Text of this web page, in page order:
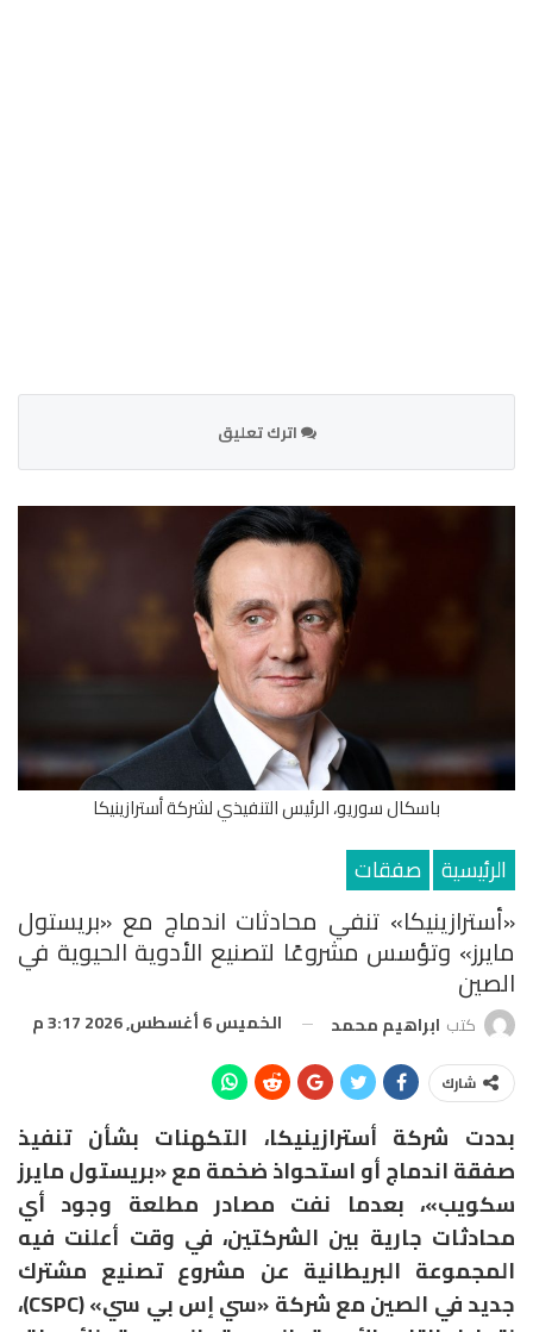
اترك تعليق
باسكال سوريو، الرئيس التنفيذي لشركة أسترازينيكا
الرئيسية صفقات
«أسترازينيكا» تنفي محادثات اندماج مع «بريستول
مايرز» وتؤسس مشروعًا لتصنيع الأدوية الحيوية في
الصين
كتب ابراهيم محمد الخميس 6 أغسطس, 2026 3:17 م
شارك
بددت شركة أسترازينيكا، التكهنات بشأن تنفيذ
صفقة اندماج أو استحواذ ضخمة مع «بريستول مايرز
سكويب»، بعدما نفت مصادر مطلعة وجود أي
محادثات جارية بين الشركتين، في وقت أعلنت فيه
المجموعة البريطانية عن مشروع تصنيع مشترك
جديد في الصين مع شركة «سي إس بي سي» (CSPC)،